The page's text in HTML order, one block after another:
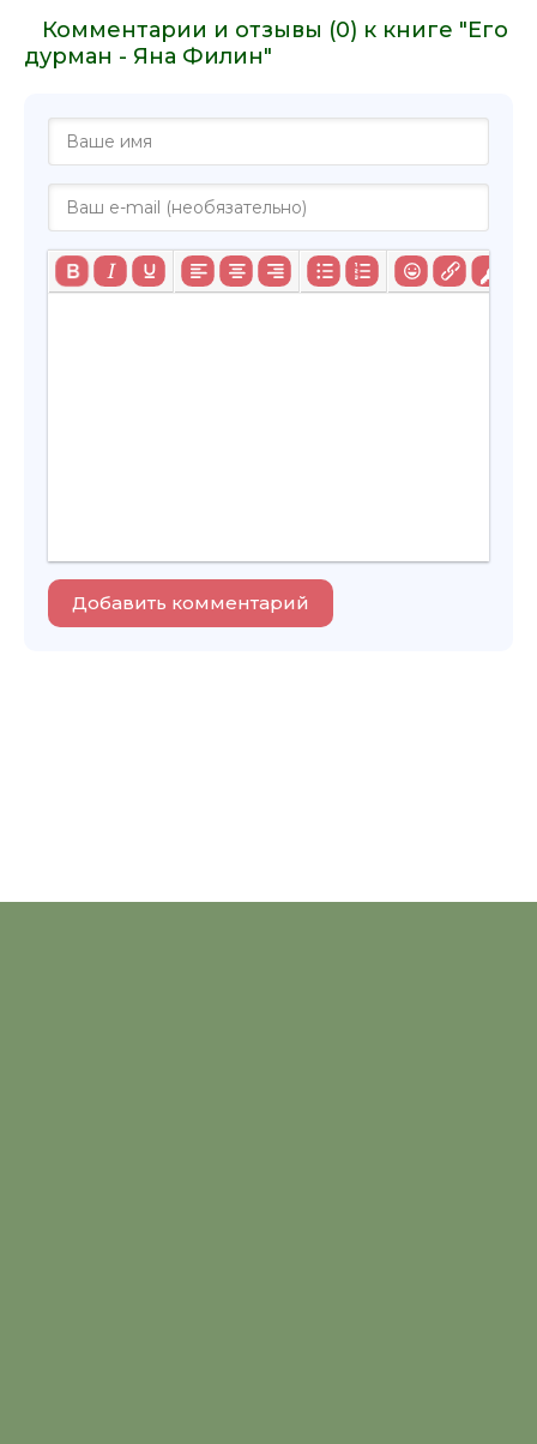
Комментарии и отзывы (0) к книге "Его
дурман - Яна Филин"
Добавить комментарий